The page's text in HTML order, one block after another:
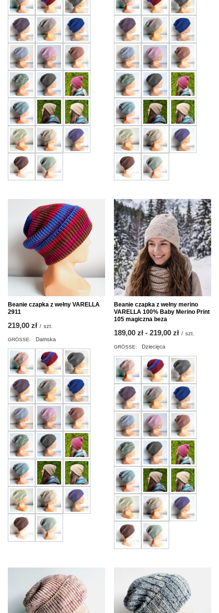
Beanie czapka z wełny VARELLA
2911
219,00 zł / szt.
GRÖSSE: Damska
Beanie czapka z wełny merino
VARELLA 100% Baby Merino Print
105 magiczna beza
ab
189,00 zł - bis
219,00 zł / szt.
GRÖSSE: Dziecięca